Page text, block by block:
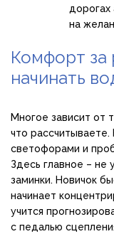
дорогах
на
Комфорт за
начинать
Многое зависит от
что
светофорами и
Здесь главное – не
заминки. Новичок
начинает
учится
с педалью